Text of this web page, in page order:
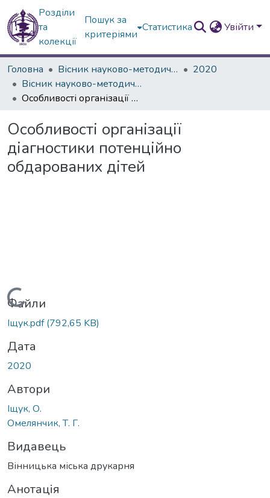
Розділи
та
колекції
Пошук за
критеріями
Статистика Увійти
Головна Вісник науково-методичних досліджень ВГПК
2020
Вісник науково-методичних досліджень ВГПК № 2 (34)
Особливості організації діагностики потенційно обдарованих дітей
Особливості організації
діагностики потенційно
обдарованих дітей
Вантажиться...
Файли
Іщук.pdf(792,65 KB)
Дата
2020
Автори
Іщук, О.
Омелянчик, Т. Г.
Видавець
Вінницька міська друкарня
Анотація